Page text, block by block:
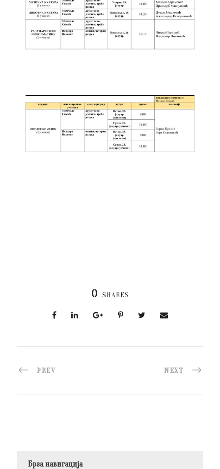
0 SHARES
PREV NEXT
Брза навигација